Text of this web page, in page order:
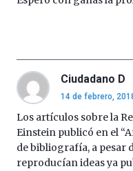
iniciativa,
Ciudadano D
14 de febrero,
Los artículos sobre la
Einstein publicó en el
de bibliografía, a pesar
reproducían ideas ya